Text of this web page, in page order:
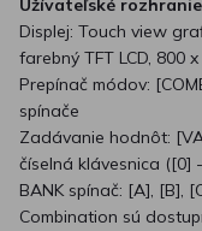
Užívateľské rozhranie
Displej: Touch view
farebný TFT LCD, 800
Prepínač módov:
spínače
Zadávanie hodnôt:
číselná klávesnica ([0]
BANK spínač: [A], [B],
Combination sú